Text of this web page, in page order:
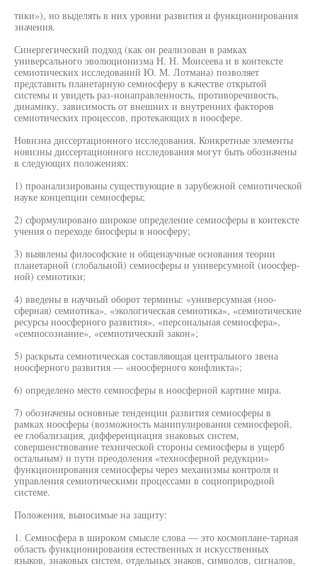
тики»), но выделять в них уровни развития и функционирования
значения.
Синергегический подход (как он реализован в рамках
универсального эволюционизма Н. Н. Моисеева и в контексте
семиотических исследований Ю. М. Лотмана) позволяет
представить планетарную семиосферу в качестве открытой
системы и увидеть раз-нонаправленность, противоречивость,
динамику, зависимость от внешних и внутренних факторов
семиотических процессов, протекающих в ноосфере.
Новизна диссертационного исследования. Конкретные элементы
новизны диссертационного исследования могут быть обозначены
в следующих положениях:
1) проанализированы существующие в зарубежной семиотической
науке концепции семиосферы;
2) сформулировано широкое определение семиосферы в контексте
учения о переходе биосферы в ноосферу;
3) выявлены философские и общенаучные основания теории
планетарной (глобальной) семиосферы и универсумной (ноосфер-
ной) семиотики;
4) введены в научный оборот термины: «универсумная (ноо-
сферная) семиотика», «экологическая семиотика», «семиотические
ресурсы ноосферного развития», «персональная семиосфера»,
«семиосознание», «семиотический закон»;
5) раскрыта семиотическая составляющая центрального звена
ноосферного развития — «ноосферного конфликта»;
6) определено место семиосферы в ноосферной картине мира.
7) обозначены основные тенденции развития семиосферы в
рамках ноосферы (возможность манипулирования семиосферой,
ее глобализация, дифференциация знаковых систем,
совершенствование технической стороны семиосферы в ущерб
остальным) и пути преодоления «техносферной редукции»
функционирования семиосферы через механизмы контроля и
управления семиотическими процессами в социоприродной
системе.
Положения, выносимые на защиту:
1. Семиосфера в широком смысле слова — это космоплане-тарная
область функционирования естественных и искусственных
языков, знаковых систем, отдельных знаков, символов, сигналов,